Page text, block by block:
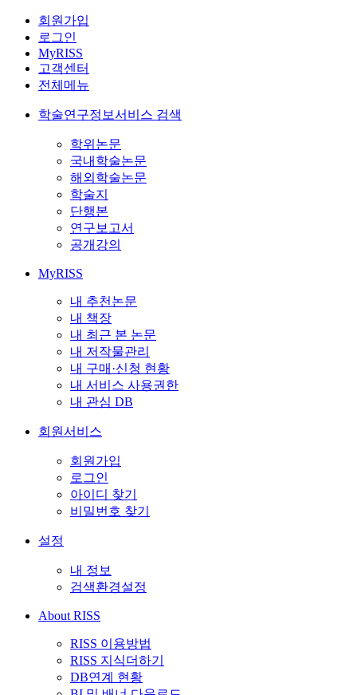
회원가입
로그인
MyRISS
고객센터
전체메뉴
학술연구정보서비스 검색
학위논문
국내학술논문
해외학술논문
학술지
단행본
연구보고서
공개강의
MyRISS
내 추천논문
내 책장
내 최근 본 논문
내 저작물관리
내 구매·신청 현황
내 서비스 사용권한
내 관심 DB
회원서비스
회원가입
로그인
아이디 찾기
비밀번호 찾기
설정
내 정보
검색환경설정
About RISS
RISS 이용방법
RISS 지식더하기
DB연계 현황